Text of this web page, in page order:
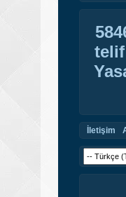
telif
İletişim